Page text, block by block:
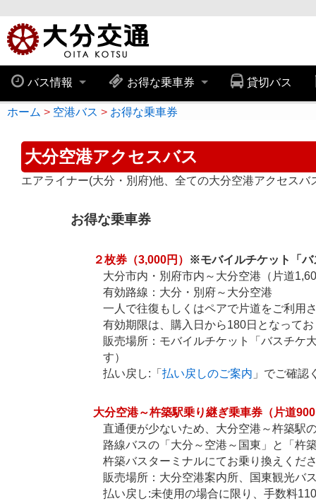
バス情報 お得な乗車券 貸切バス
ホーム 空港バス お得な乗車券
大分空港アクセスバス
エアライナー(大分・別府)他、全ての大分空港アクセスバ
お得な乗車券
２枚券（3,000円）
※モバイルチケット「バ
大分市内・別府市内～大分空港（片道
有効路線：大分・別府～大分空港
一人で往復もしくはペアで片道をご利用
有効期限は、購入日から180日となって
販売場所：モバイルチケット「バスチケ
す）
払い戻し:「 払い戻しのご案内 」でご確認
大分空港～杵築駅乗り継ぎ乗車券（片道
直通便が少ないため、大分空港～杵築駅
路線バスの「大分～空港～国東」と「杵
杵築バスターミナルにてお乗り換えくだ
販売場所：大分空港案内所、国東観光バ
払い戻し:未使用の場合に限り、手数料